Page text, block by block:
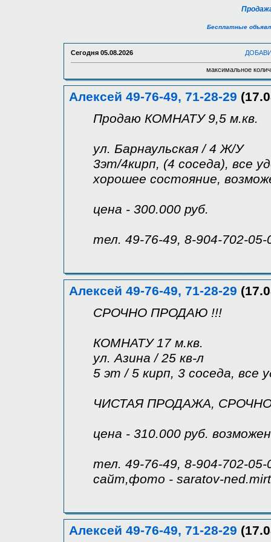
Бесплатные
Сегодня 05.08.2026
максимальное
Алексей 49-76-49, 71-28-29
Продаю КОМНАТУ 9,5 м.кв.
ул. Барнаульская / 4 Ж/У
3эт/4кирп, (4 соседа), все
хорошее состояние,
цена - 300.000 руб.
тел. 49-76-49, 8-904-702-05-
Алексей 49-76-49, 71-28-29
СРОЧНО ПРОДАЮ !!!
КОМНАТУ 17 м.кв.
ул. Азина / 25 кв-л
5 эт / 5 кирп, 3 соседа, все
ЧИСТАЯ ПРОДАЖА,
цена - 310.000 руб.
тел. 49-76-49, 8-904-702-05-
сайт,фото - saratov-
Алексей 49-76-49, 71-28-29